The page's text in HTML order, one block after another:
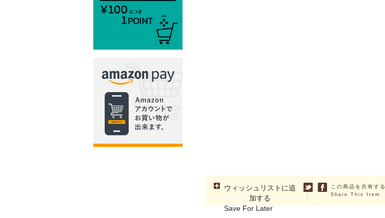
ウィッシュリストに追
加する
Save For Later
この商品を共有する
Share This Item